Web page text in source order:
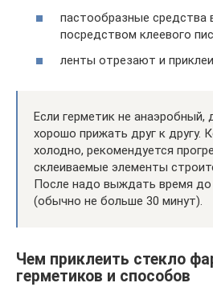
пастообразные средства
посредством клеевого
ленты отрезают и
Если герметик не анаэробный,
хорошо прижать друг к другу.
холодно, рекомендуется
склеиваемые элементы
После надо выждать время до
(обычно не больше 30 минут).
Чем приклеить стекло
герметиков и способов